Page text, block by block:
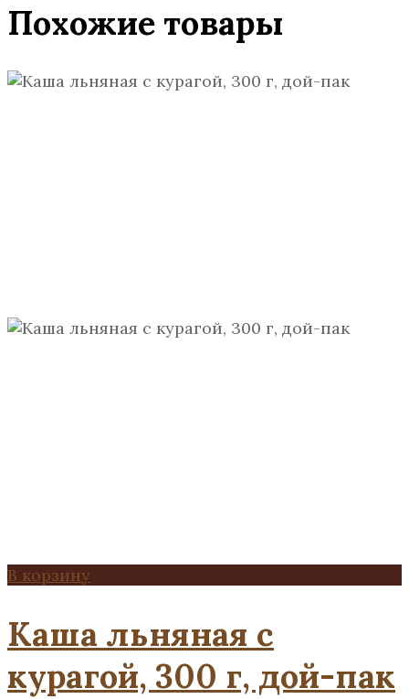
Похожие товары
В корзину
Каша льняная с
курагой, 300 г, дой-пак